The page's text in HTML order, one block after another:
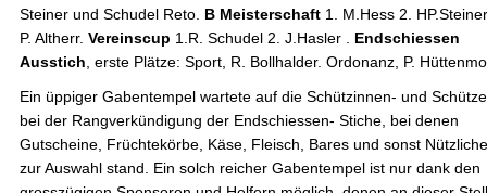
Steiner und Schudel Reto. B Meisterschaft 1. M.Hess 2.
P. Altherr. Vereinscup 1.R. Schudel 2. J.Hasler . Endschiessen
Ausstich , erste Plätze: Sport, R. Bollhalder. Ordonanz, P.
Ein üppiger Gabentempel wartete auf die Schützinnen- und
bei der Rangverkündigung der Endschiessen- Stiche, bei denen
Gutscheine, Früchtekörbe, Käse, Fleisch, Bares und sonst
zur Auswahl stand. Ein solch reicher Gabentempel ist nur dank den